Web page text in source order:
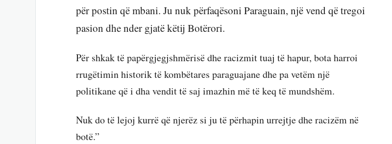
për postin që mbani. Ju nuk përfaqësoni Paraguain, një vend që tregoi
pasion dhe nder gjatë këtij Botërori.
Për shkak të papërgjegjshmërisë dhe racizmit tuaj të hapur, bota harroi
rrugëtimin historik të kombëtares paraguajane dhe pa vetëm një
politikane që i dha vendit të saj imazhin më të keq të mundshëm.
Nuk do të lejoj kurrë që njerëz si ju të përhapin urrejtje dhe racizëm në
botë.”